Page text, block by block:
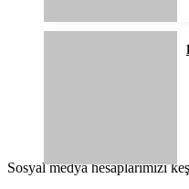
Sosyal medya hesaplarımızı